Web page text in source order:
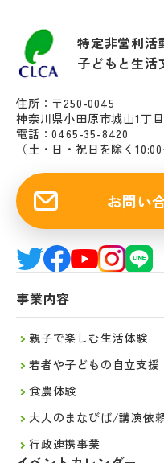
特定非営利活
子どもと生活
住所：〒250-0045
神奈川県小田原市城山1丁
電話：0465-35-8420
（土・日・祝日を除く
お問い
事業内容
親子で楽しむ生活体験
若者や子どもの自立支援
食農体験
大人のまなびば/講演依
行政連携事業